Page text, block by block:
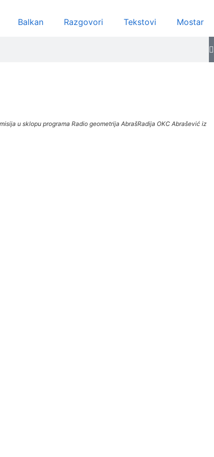
Balkan Razgovori Tekstovi Mostar
u sklopu programa Radio geometrija AbrašRadija OKC Abrašević iz